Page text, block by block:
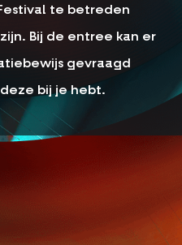
te betreden
Bij de entree kan er
gevraagd
bij je hebt.